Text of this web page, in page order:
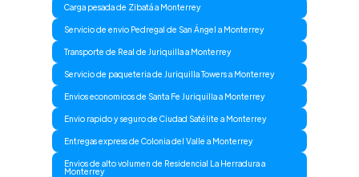
Carga pesada de Zibatá a Monterrey
Servicio de envio Pedregal de San Ángel a Monterrey
Transporte de Real de Juriquilla a Monterrey
Servicio de paqueteria de Juriquilla Towers a Monterrey
Envios economicos de Santa Fe Juriquilla a Monterrey
Envio rapido y seguro de Ciudad Satélite a Monterrey
Entregas express de Colonia del Valle a Monterrey
Envios de alto volumen de Residencial La Herradura a
Monterrey